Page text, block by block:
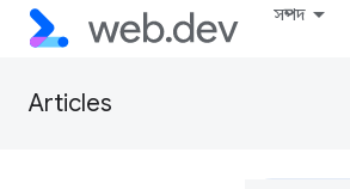
সম্পদ
Articles